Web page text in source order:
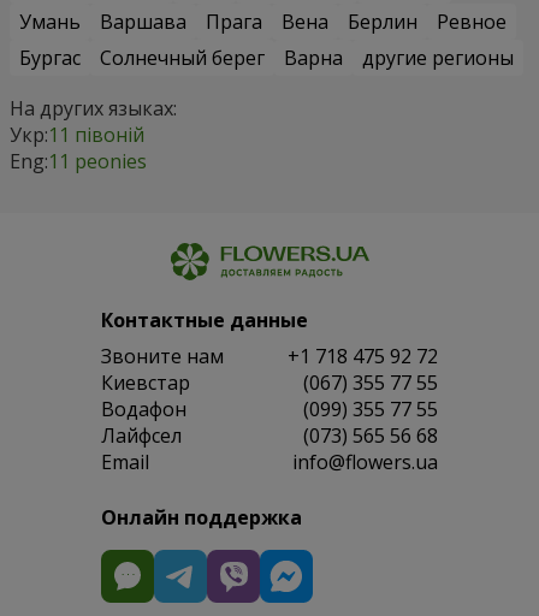
Умань
Варшава Прага Вена Берлин
Ревное
Бургас
Солнечный берег Варна
другие регионы
На других языках:
Укр:11 півоній
Eng:11 peonies
Контактные данные
Звоните нам
+1 718 475 92 72
Киевстар
(067) 355 77 55
Водафон
(099) 355 77 55
Лайфсел
(073) 565 56 68
Email
info@flowers.ua
Онлайн поддержка